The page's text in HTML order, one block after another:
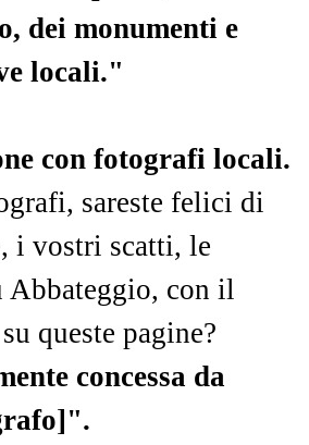
dei monumenti e
locali."
con fotografi locali.
sareste felici di
i vostri scatti, le
Abbateggio, con il
queste pagine?
concessa da